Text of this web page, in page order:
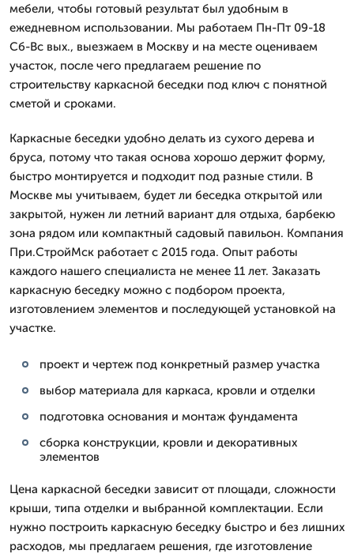
мебели, чтобы готовый результат был удобным в
ежедневном использовании. Мы работаем Пн-Пт 09-18
Сб-Вс вых., выезжаем в Москву и на месте оцениваем
участок, после чего предлагаем решение по
строительству каркасной беседки под ключ с понятной
сметой и сроками.
Каркасные беседки удобно делать из сухого дерева и
бруса, потому что такая основа хорошо держит форму,
быстро монтируется и подходит под разные стили. В
Москве мы учитываем, будет ли беседка открытой или
закрытой, нужен ли летний вариант для отдыха, барбекю
зона рядом или компактный садовый павильон. Компания
При.СтройМск работает с 2015 года. Опыт работы
каждого нашего специалиста не менее 11 лет. Заказать
каркасную беседку можно с подбором проекта,
изготовлением элементов и последующей установкой на
участке.
проект и чертеж под конкретный размер участка
выбор материала для каркаса, кровли и отделки
подготовка основания и монтаж фундамента
сборка конструкции, кровли и декоративных
элементов
Цена каркасной беседки зависит от площади, сложности
крыши, типа отделки и выбранной комплектации. Если
нужно построить каркасную беседку быстро и без лишних
расходов, мы предлагаем решения, где изготовление